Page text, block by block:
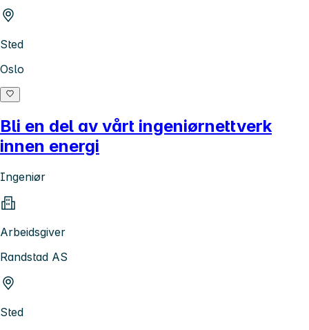
Sted
Oslo
Bli en del av vårt ingeniørnettverk
innen energi
Ingeniør
Arbeidsgiver
Randstad AS
Sted